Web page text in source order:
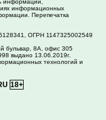
информационных
Перепечатка
ОГРН 1147325002549
бульвар, 8А, офис 305
выдано 13.06.2019г.
технологий и
18+